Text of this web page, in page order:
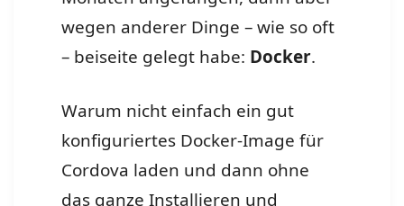
wegen anderer Dinge – wie so oft
– beiseite gelegt habe: Docker.
Warum nicht einfach ein gut
konfiguriertes Docker-Image für
Cordova laden und dann ohne
das ganze Installieren und